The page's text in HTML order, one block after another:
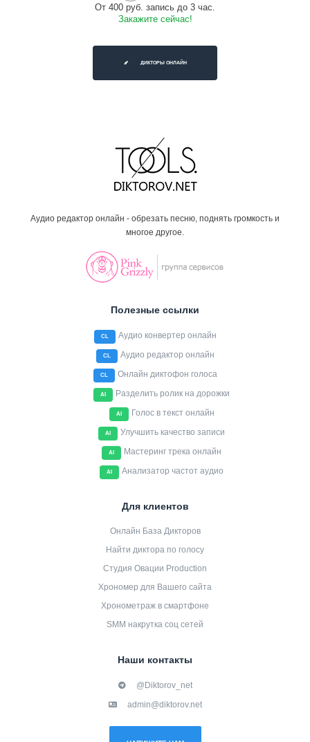
От 400 руб. запись до 3 час.
Закажите сейчас!
ДИКТОРЫ ОНЛАЙН
Аудио редактор онлайн - обрезать песню, поднять громкость и
многое другое.
Полезные ссылки
CL Аудио конвертер онлайн
CL Аудио редактор онлайн
CL Онлайн диктофон голоса
AI Разделить ролик на дорожки
AI Голос в текст онлайн
AI Улучшить качество записи
AI Мастеринг трека онлайн
AI Анализатор частот аудио
Для клиентов
Онлайн База Дикторов
Найти диктора по голосу
Студия Овации Production
Хрономер для Вашего сайта
Хронометраж в смартфоне
SMM накрутка соц сетей
Наши контакты
@Diktorov_net
admin@diktorov.net